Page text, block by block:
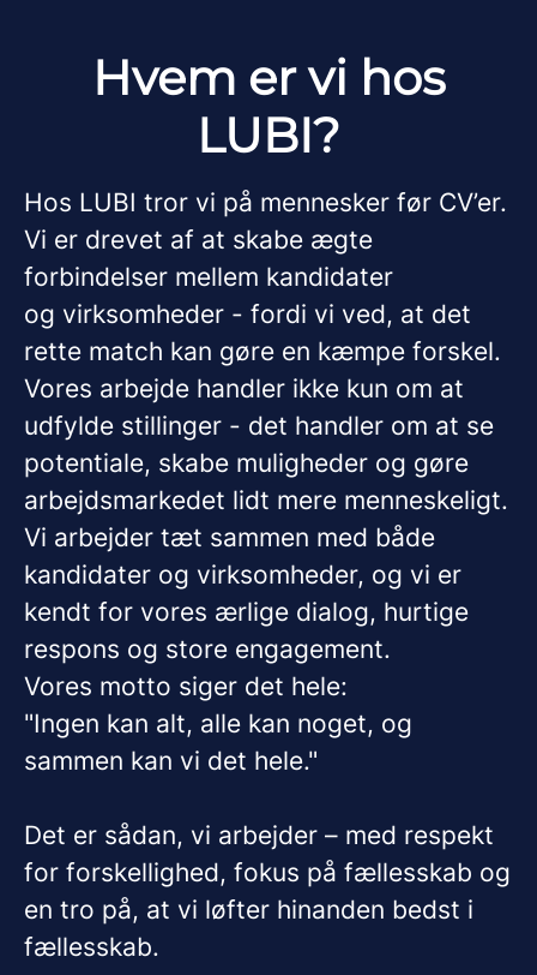
Hvem er vi hos
LUBI?
Hos LUBI tror vi på mennesker før CV’er.
Vi er drevet af at skabe ægte
forbindelser mellem kandidater
og virksomheder - fordi vi ved, at det
rette match kan gøre en kæmpe forskel.
Vores arbejde handler ikke kun om at
udfylde stillinger - det handler om at se
potentiale, skabe muligheder og gøre
arbejdsmarkedet lidt mere menneskeligt.
Vi arbejder tæt sammen med både
kandidater og virksomheder, og vi er
kendt for vores ærlige dialog, hurtige
respons og store engagement.
Vores motto siger det hele:
"Ingen kan alt, alle kan noget, og
sammen kan vi det hele."
Det er sådan, vi arbejder – med respekt
for forskellighed, fokus på fællesskab og
en tro på, at vi løfter hinanden bedst i
fællesskab.